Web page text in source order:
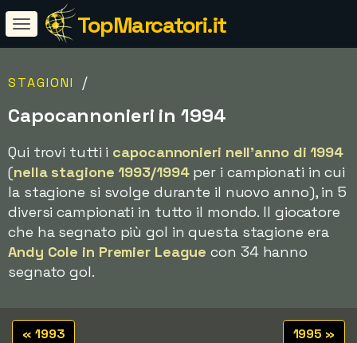
TopMarcatori.it
STAGIONI /
Capocannonieri in 1994
Qui trovi tutti i capocannonieri nell'anno di 1994
(nella stagione 1993/1994per i campionati in cui
la stagione si svolge durante il nuovo anno), in 5
diversi campionati in tutto il mondo. Il giocatore
che ha segnato più gol in questa stagione era
Andy Cole in Premier League con 34 hanno
segnato gol.
1995 »
« 1993